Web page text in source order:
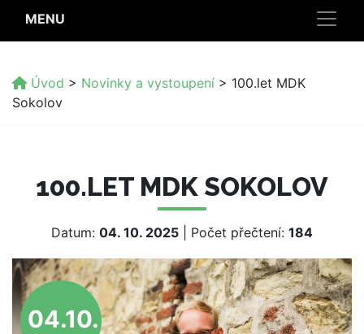
MENU
Úvod > Novinky a vystoupení > 100.let MDK
Sokolov
100.LET MDK SOKOLOV
Datum: 04. 10. 2025 | Počet přečtení: 184
04.10.